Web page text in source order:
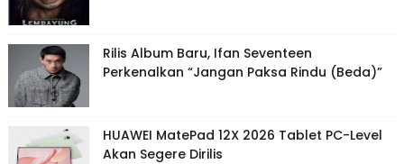
Rilis Album Baru, Ifan Seventeen
Perkenalkan “Jangan Paksa Rindu (Beda)”
HUAWEI MatePad 12X 2026 Tablet PC-Level
Akan Segere Dirilis